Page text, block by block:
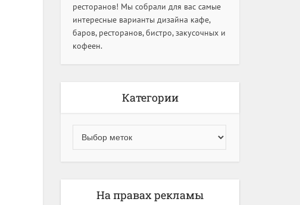
ресторанов! Мы собрали для вас самые
интересные варианты дизайна кафе,
баров, ресторанов, бистро, закусочных и
кофеен.
Категории
На правах рекламы